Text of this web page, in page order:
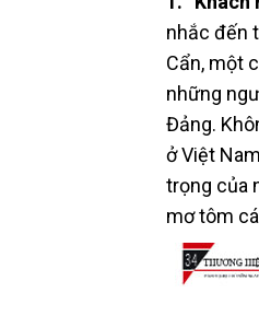
nhắc đến
Cẩn, một
những
Đảng.
ở Việt
trọng của
mơ tôm